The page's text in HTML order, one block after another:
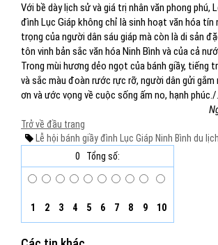
Với bề dày lịch sử và giá trị nhân văn phong phú,
đình Lục Giáp không chỉ là sinh hoạt văn hóa tín
trọng của người dân sáu giáp mà còn là di sản
tôn vinh bản sắc văn hóa Ninh Bình và của cả
Trong mùi hương dẻo ngọt của bánh giầy, tiếng
và sắc màu đoàn rước rực rỡ, người dân gửi
ơn và ước vọng về cuộc sống ấm no, hạnh phúc./.
Trở về đầu trang
Lễ hội bánh giầyđình Lục Giáp Ninh Bình du lịch
0
Tổng số:
1 2 3 4 5 6 7 8 9 10